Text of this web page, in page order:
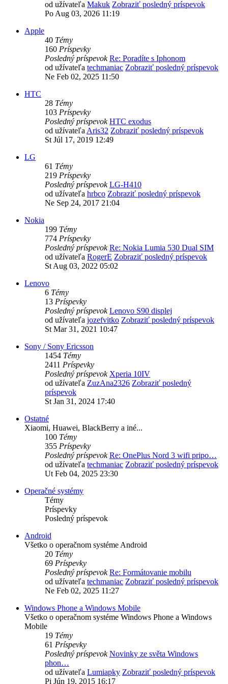
od užívateľa Makuk Zobraziť posledný príspevok
Po Aug 03, 2026 11:19
Apple
40 Témy
160 Príspevky
Posledný príspevok Re: Poradíte s Iphonom
od užívateľa techmaniac Zobraziť posledný príspevok
Ne Feb 02, 2025 11:50
HTC
28 Témy
103 Príspevky
Posledný príspevok HTC exodus
od užívateľaAris32 Zobraziť posledný príspevok
St Júl 17, 2019 12:49
LG
61 Témy
219 Príspevky
Posledný príspevok LG-H410
od užívateľa hrbco Zobraziť posledný príspevok
Ne Sep 24, 2017 21:04
Nokia
199 Témy
774 Príspevky
Posledný príspevok Re: Nokia Lumia 530 Dual SIM
od užívateľa RogerE Zobraziť posledný príspevok
St Aug 03, 2022 05:02
Lenovo
6 Témy
13 Príspevky
Posledný príspevok Lenovo S90 displej
od užívateľa jozefvitko Zobraziť posledný príspevok
St Mar 31, 2021 10:47
Sony / Sony Ericsson
1454 Témy
2411 Príspevky
Posledný príspevok Xperia 10IV
od užívateľa ZuzAna2326 Zobraziť posledný
príspevok
St Jan 31, 2024 17:40
Ostatné
Xiaomi, Huawei, BlackBerry a iné...
100 Témy
355 Príspevky
Posledný príspevok Re: OnePlus Nord 3 wifi pripo…
od užívateľa techmaniac Zobraziť posledný príspevok
Ut Feb 04, 2025 23:30
Operačné systémy
Témy
Príspevky
Posledný príspevok
Android
Všetko o operačnom systéme Android
20 Témy
69 Príspevky
Posledný príspevok Re: Formátovanie mobilu
od užívateľa techmaniac Zobraziť posledný príspevok
Ne Feb 02, 2025 11:27
Windows Phone a Windows Mobile
Všetko o operačnom systéme Windows Phone a Windows
Mobile
19 Témy
61 Príspevky
Posledný príspevok Novinky ze světa Windows
phon…
od užívateľa Lumiapky Zobraziť posledný príspevok
Pi Jún 19, 2015 16:17